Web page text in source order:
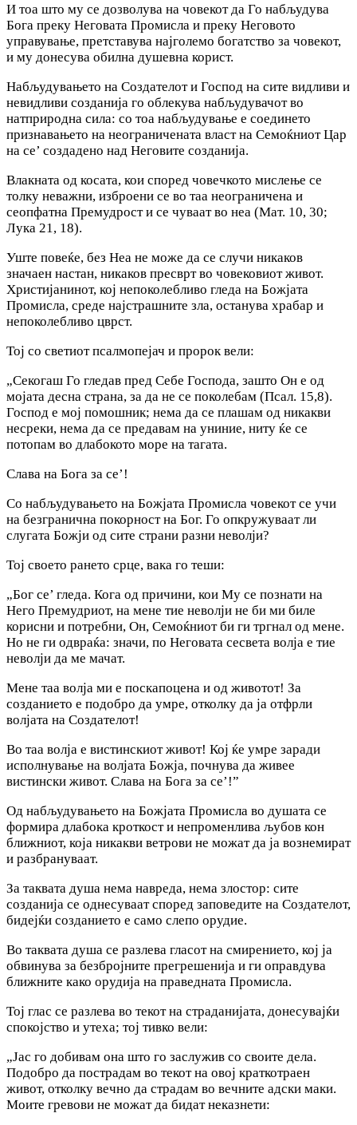
И тоа што му се дозволува на човекот да Го набљудува
Бога преку Неговата Промисла и преку Неговото
управување, претставува најголемо богатство за човекот,
и му донесува обилна душевна корист.
Набљудувањето на Создателот и Господ на сите видливи и
невидливи созданија го облекува набљудувачот во
натприродна сила: со тоа набљудување е соединето
признавањето на неограничената власт на Семоќниот Цар
на се’ создадено над Неговите созданија.
Влакната од косата, кои според човечкото мислење се
толку неважни, изброени се во таа неограничена и
сеопфатна Премудрост и се чуваат во неа (Мат. 10, 30;
Лука 21, 18).
Уште повеќе, без Неа не може да се случи никаков
значаен настан, никаков пресврт во човековиот живот.
Христијанинот, кој непоколебливо гледа на Божјата
Промисла, среде најстрашните зла, останува храбар и
непоколебливо цврст.
Тој со светиот псалмопејач и пророк вели:
„Ceкогаш Го гледав пред Себе Господа, зашто Он е од
мојата десна страна, за да не се поколебам (Псал. 15,8).
Господ е мој помошник; нема да се плашам од никакви
несреки, нема да се предавам на униние, ниту ќе се
потопам во длабокото море на тагата.
Слава на Бога за се’!
Co набљудувањето на Божјата Промисла човекот се учи
на безгранична покорност на Бог. Го опкружуваат ли
слугата Божји од сите страни разни неволји?
Тој своето рането срце, вака го теши:
„Бог се’ гледа. Кога од причини, кои Му се познати на
Него Премудриот, на мене тие неволји не би ми биле
корисни и потребни, Он, Семоќниот би ги тргнал од мене.
Но не ги одвраќа: значи, по Неговата сесвета волја е тие
неволји да ме мачат.
Мене таа волја ми е поскапоцена и од животот! За
созданието е подобро да умре, отколку да ја отфрли
волјата на Создателот!
Во таа волја е вистинскиот живот! Кој ќе умре заради
исполнување на волјата Божја, почнува да живее
вистински живот. Слава на Бога за се’!”
Од набљудувањето на Божјата Промисла во душата се
формира длабока кроткост и непроменлива љубов кон
ближниот, која никакви ветрови не можат да ja вознемират
и разбрануваат.
За таквата душа нема навреда, нема злостор: сите
созданија се однесуваат според заповедите на Создателот,
бидејќи созданието е само слепо орудие.
Во таквата душа се разлева гласот на смирението, кој ја
обвинува за безбројните прегрешенија и ги оправдува
ближните како орудија на праведната Промисла.
Тој глас се разлева во текот на страданијата, донесувајќи
спокојство и утеха; тој тивко вели:
„Јас го добивам она што го заслужив со своите дела.
Подобро да пострадам во текот на овој краткотраен
живот, отколку вечно да страдам во вечните адски маки.
Моите гревови не можат да бидат неказнети: